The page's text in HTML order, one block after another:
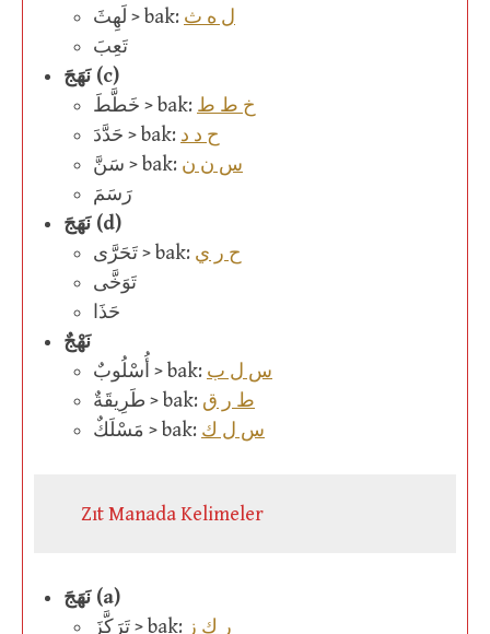
لَهِثَ > bak: ل ه ث
تَعِبَ
نَهَجَ (c)
خَطَّطَ > bak: خ ط ط
حَدَّدَ > bak: ح د د
سَنَّ > bak: س ن ن
رَسَمَ
نَهَجَ (d)
تَحَرَّى > bak: ح ر ي
تَوَخَّى
حَذَا
نَهْجٌ
أُسْلُوبٌ > bak: س ل ب
طَرِيقَةٌ > bak: ط ر ق
مَسْلَكٌ > bak: س ل ك
Zıt Manada Kelimeler
نَهَجَ (a)
تَرَكَّزَ > bak: ر ك ز